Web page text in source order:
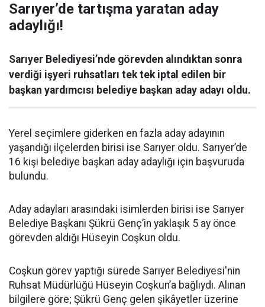
Sarıyer’de tartışma yaratan aday
adaylığı!
Sarıyer Belediyesi’nde görevden alındıktan sonra
verdiği işyeri ruhsatları tek tek iptal edilen bir
başkan yardımcısı belediye başkan aday adayı oldu.
Yerel seçimlere giderken en fazla aday adayının
yaşandığı ilçelerden birisi ise Sarıyer oldu. Sarıyer’de
16 kişi belediye başkan aday adaylığı için başvuruda
bulundu.
Aday adayları arasındaki isimlerden birisi ise Sarıyer
Belediye Başkanı Şükrü Genç’in yaklaşık 5 ay önce
görevden aldığı Hüseyin Coşkun oldu.
Coşkun görev yaptığı sürede Sarıyer Belediyesi'nin
Ruhsat Müdürlüğü Hüseyin Coşkun’a bağlıydı. Alınan
bilgilere göre; Şükrü Genç gelen şikâyetler üzerine